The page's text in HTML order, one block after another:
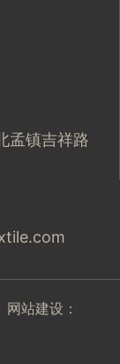
孟镇吉祥路
网站建设：